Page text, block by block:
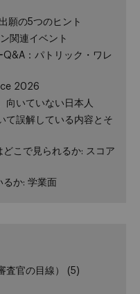
願の5つのヒント
関連イベント
：パトリック・ワレ
2026
向いていない日本人
て誤解している内容とそ
こで見られるか: スコア
るか: 学業面
査官の目線）
(5)